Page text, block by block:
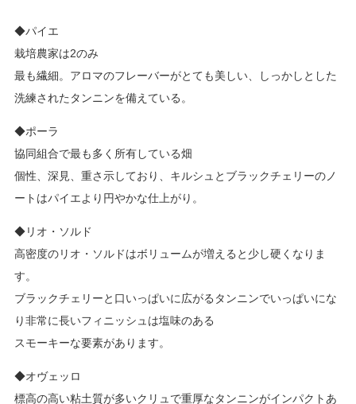
◆パイエ
栽培農家は2のみ
最も繊細。アロマのフレーバーがとても美しい、しっかしとした
洗練されたタンニンを備えている。
◆ポーラ
協同組合で最も多く所有している畑
個性、深見、重さ示しており、キルシュとブラックチェリーのノ
ートはパイエより円やかな仕上がり。
◆リオ・ソルド
高密度のリオ・ソルドはボリュームが増えると少し硬くなりま
す。
ブラックチェリーと口いっぱいに広がるタンニンでいっぱいにな
り非常に長いフィニッシュは塩味のある
スモーキーな要素があります。
◆オヴェッロ
標高の高い粘土質が多いクリュで重厚なタンニンがインパクトあ